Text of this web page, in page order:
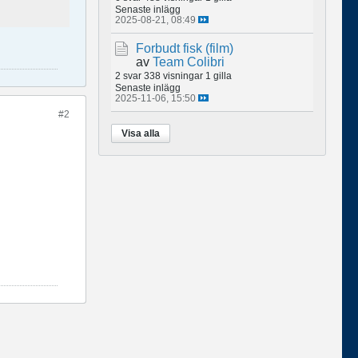
#2
Senaste inlägg
2025-08-21, 08:49
Forbudt fisk (film)
av Team Colibri
2 svar 338 visningar 1 gilla
Senaste inlägg
2025-11-06, 15:50
Visa alla